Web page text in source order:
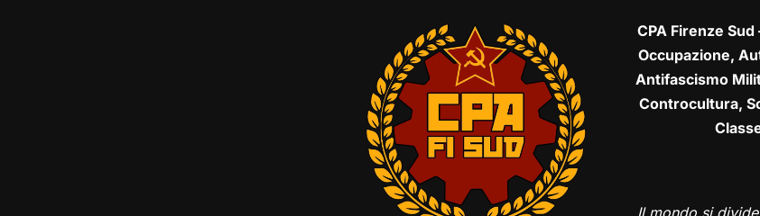
CPA Firenze Sud
Occupazione,
Antifascismo
Controcultura,
Il mondo si